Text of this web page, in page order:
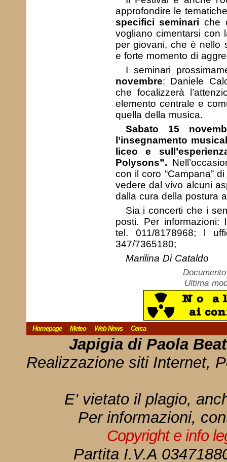
approfondire le
specifici seminari che
vogliano cimentarsi con
per giovani, che è nello
e forte momento di
I seminari
novembre: Daniele
che focalizzerà
elemento centrale e
quella della musica.
Sabato 15
l’insegnamento
liceo e
Polysons”.
con il coro “Campana”
vedere dal vivo alcuni
dalla cura della postura
Sia i concerti che i
posti. Per informazioni:
tel. 011/8178968; l
347/7365180;
Marilina Di Cataldo
Ultima
Homepage Meteo Web News Cerca
Japigia di Paola
Realizzazione siti Internet,
E' vietato il plagio,
Per informazioni,
Copyright e info
Partita I.V.A